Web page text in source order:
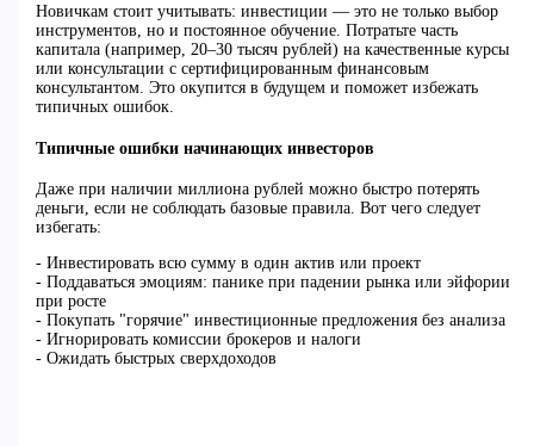
Новичкам стоит учитывать: инвестиции — это не только выбор
инструментов, но и постоянное обучение. Потратьте часть
капитала (например, 20–30 тысяч рублей) на качественные курсы
или консультации с сертифицированным финансовым
консультантом. Это окупится в будущем и поможет избежать
типичных ошибок.
Типичные ошибки начинающих инвесторов
Даже при наличии миллиона рублей можно быстро потерять
деньги, если не соблюдать базовые правила. Вот чего следует
избегать:
- Инвестировать всю сумму в один актив или проект
- Поддаваться эмоциям: панике при падении рынка или эйфории
при росте
- Покупать "горячие" инвестиционные предложения без анализа
- Игнорировать комиссии брокеров и налоги
- Ожидать быстрых сверхдоходов